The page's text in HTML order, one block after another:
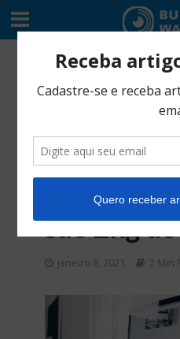
CULTURA EMPREENDEDORA
UNG
gratuitos;
são 2kg
janeiro 8, 2021 2 Min